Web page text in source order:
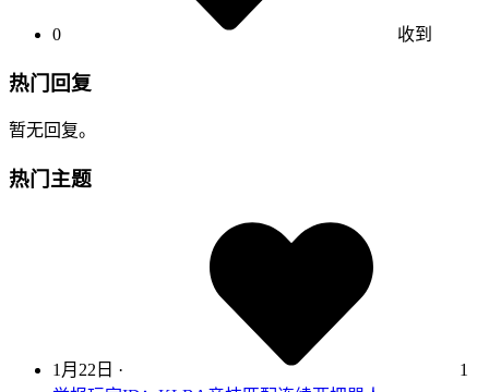
0 收到
热门回复
暂无回复。
热门主题
1月22日 ·
1